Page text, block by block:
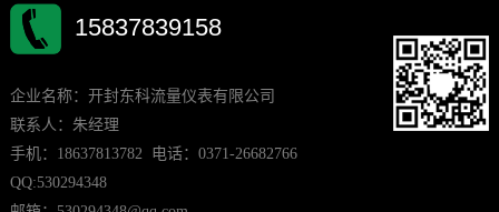
15837839158
企业名称：开封东科流量仪表有限公司
联系人：朱经理
手机：18637813782 电话：0371-26682766
QQ:530294348